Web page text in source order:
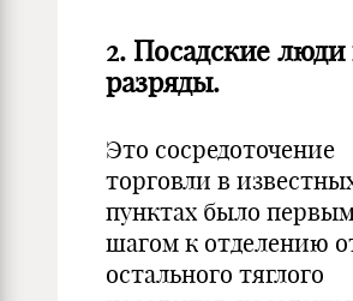
2. Посадские люди
разряды.
Это сосредоточение
торговли в
пунктах было
шагом к отделению
остального тяглого